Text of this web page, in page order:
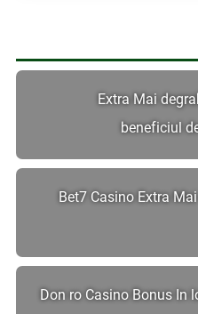
Extra Mai
beneficiul
Bet7 Casino Extra
Don ro Casino Bonus In